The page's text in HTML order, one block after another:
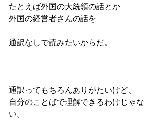
たとえば外国の大統領の話とか
外国の経営者さんの話を
通訳なしで読みたいからだ。
通訳ってもちろんありがたいけど、
自分のことばで理解できるわけじゃな
い。